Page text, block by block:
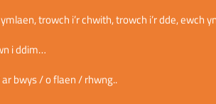
trowch i’r chwith, trowch i’r dde, ewch
i ddim…
bwys / o flaen / rhwng..